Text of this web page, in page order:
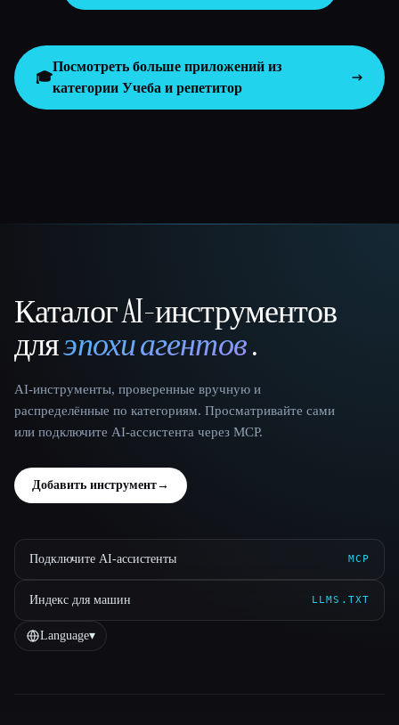
🎓
Посмотреть больше приложений из
категории Учеба и репетитор
That AI Collection
Каталог AI-инструментов
дляэпохи агентов.
AI-инструменты, проверенные вручную и
распределённые по категориям. Просматривайте сами
или подключите AI-ассистента через MCP.
Добавить инструмент→
Подключите AI-ассистенты MCP
Индекс для машин LLMS.TXT
Language▾